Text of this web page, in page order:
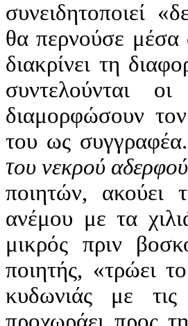
συνειδητοποιεί
θα περνούσε
διακρίνει τη
συντελούνται
διαμορφώσουν
του ως
του νεκρού αδερφού
ποιητών, ακούει
ανέμου με τα
μικρός πριν
ποιητής, «τρώει
κυδωνιάς με